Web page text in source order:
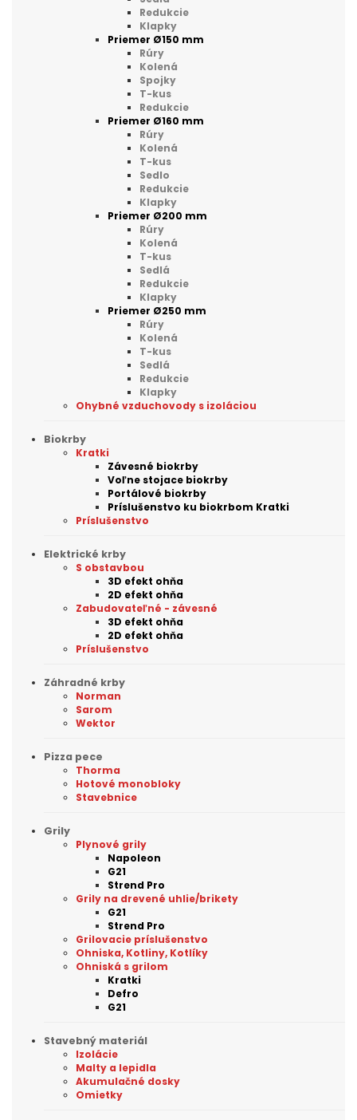
Redukcie
Klapky
Priemer Ø150 mm
Rúry
Kolená
Spojky
T-kus
Redukcie
Priemer Ø160 mm
Rúry
Kolená
T-kus
Sedlo
Redukcie
Klapky
Priemer Ø200 mm
Rúry
Kolená
T-kus
Sedlá
Redukcie
Klapky
Priemer Ø250 mm
Rúry
Kolená
T-kus
Sedlá
Redukcie
Klapky
Ohybné vzduchovody s izoláciou
Biokrby
Kratki
Závesné biokrby
Voľne stojace biokrby
Portálové biokrby
Príslušenstvo ku biokrbom Kratki
Príslušenstvo
Elektrické krby
S obstavbou
3D efekt ohňa
2D efekt ohňa
Zabudovateľné - závesné
3D efekt ohňa
2D efekt ohňa
Príslušenstvo
Záhradné krby
Norman
Sarom
Wektor
Pizza pece
Thorma
Hotové monobloky
Stavebnice
Grily
Plynové grily
Napoleon
G21
Strend Pro
Grily na drevené uhlie/brikety
G21
Strend Pro
Grilovacie príslušenstvo
Ohniska, Kotliny, Kotlíky
Ohniská s grilom
Kratki
Defro
G21
Stavebný materiál
Izolácie
Malty a lepidla
Akumulačné dosky
Omietky